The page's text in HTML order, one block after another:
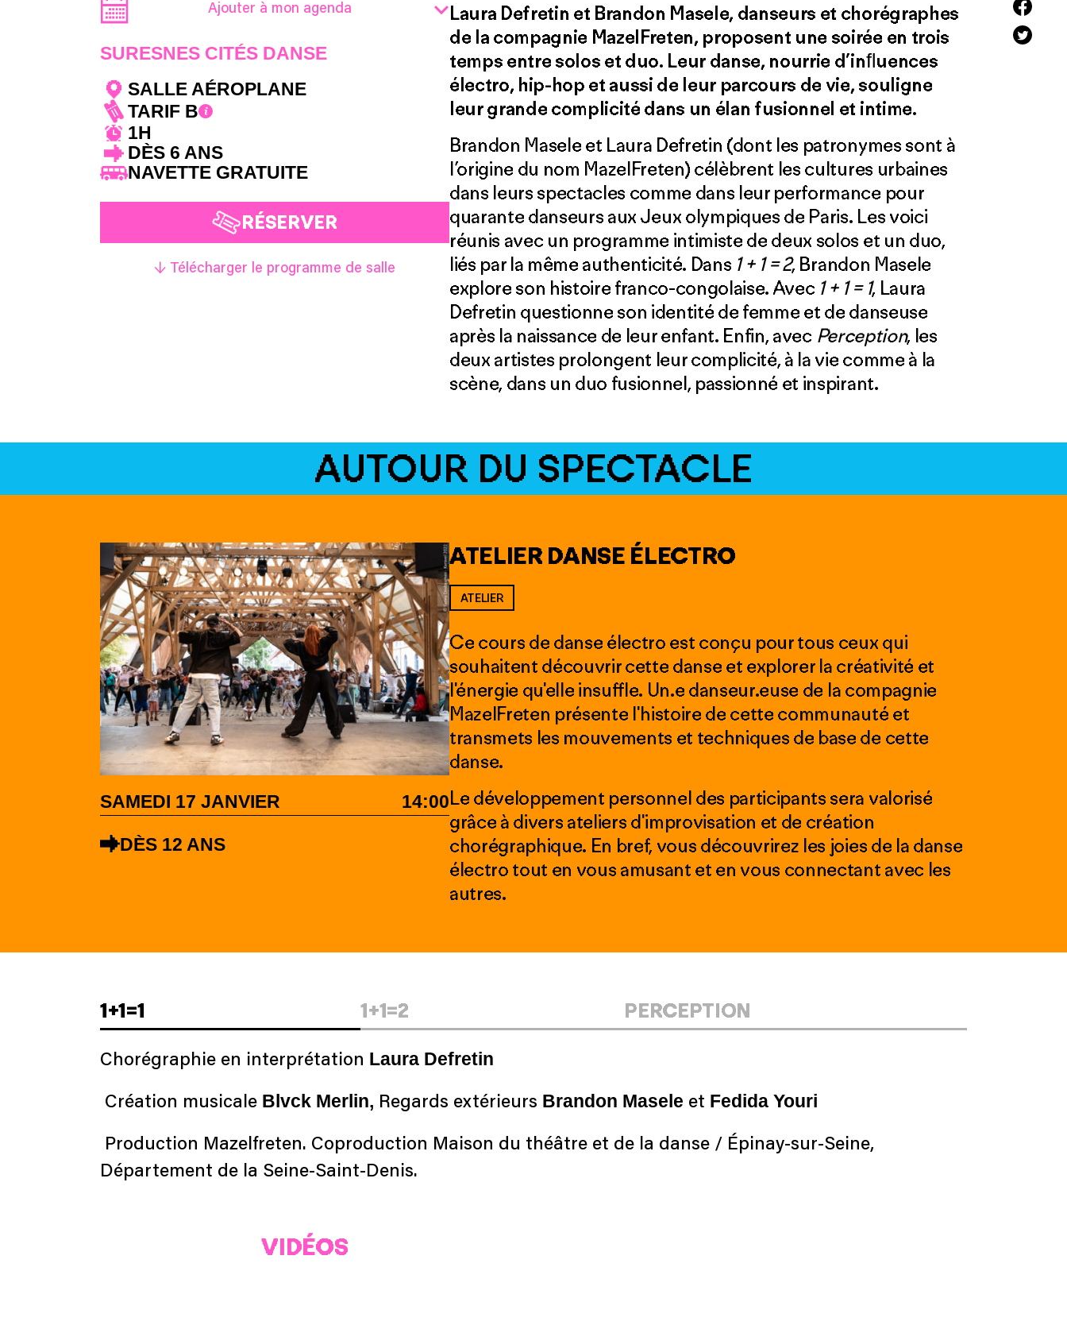
Ajouter à mon agenda
SURESNES CITÉS DANSE
SALLE AÉROPLANE
TARIF B
1H
DÈS 6 ANS
NAVETTE GRATUITE
RÉSERVER
↓ Télécharger le programme de salle
Laura Defretin et Brandon Masele, danseurs et chorégraphes
de la compagnie MazelFreten, proposent une soirée en trois
temps entre solos et duo. Leur danse, nourrie d’inﬂuences
électro, hip-hop et aussi de leur parcours de vie, souligne
leur grande complicité dans un élan fusionnel et intime.
Brandon Masele et Laura Defretin (dont les patronymes sont à
l’origine du nom MazelFreten) célèbrent les cultures urbaines
dans leurs spectacles comme dans leur performance pour
quarante danseurs aux Jeux olympiques de Paris. Les voici
réunis avec un programme intimiste de deux solos et un duo,
liés par la même authenticité. Dans 1 + 1 = 2, Brandon Masele
explore son histoire franco-congolaise. Avec 1 + 1 = 1, Laura
Defretin questionne son identité de femme et de danseuse
après la naissance de leur enfant. Enfin, avec Perception, les
deux artistes prolongent leur complicité, à la vie comme à la
scène, dans un duo fusionnel, passionné et inspirant.
AUTOUR DU SPECTACLE
SAMEDI 17 JANVIER 14:00
DÈS 12 ANS
ATELIER DANSE ÉLECTRO
ATELIER
Ce cours de danse électro est conçu pour tous ceux qui
souhaitent découvrir cette danse et explorer la créativité et
l'énergie qu'elle insuffle. Un.e danseur.euse de la compagnie
MazelFreten présente l'histoire de cette communauté et
transmets les mouvements et techniques de base de cette
danse.
Le développement personnel des participants sera valorisé
grâce à divers ateliers d'improvisation et de création
chorégraphique. En bref, vous découvrirez les joies de la danse
électro tout en vous amusant et en vous connectant avec les
autres.
1+1=1 1+1=2 PERCEPTION
Chorégraphie en interprétation Laura Defretin
Création musicale Blvck Merlin, Regards extérieurs Brandon Masele et Fedida Youri
Production Mazelfreten. Coproduction Maison du théâtre et de la danse / Épinay-sur-Seine,
Département de la Seine-Saint-Denis.
VIDÉOS